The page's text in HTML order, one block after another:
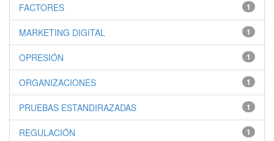
1
FACTORES
1
MARKETING DIGITAL
1
OPRESIÓN
1
ORGANIZACIONES
1
PRUEBAS ESTANDIRAZADAS
1
REGULACIÓN